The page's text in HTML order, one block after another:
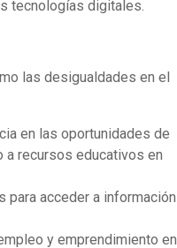
tecnologías digitales.
las desigualdades en el
en las oportunidades de
a recursos educativos en
para acceder a información
y emprendimiento en